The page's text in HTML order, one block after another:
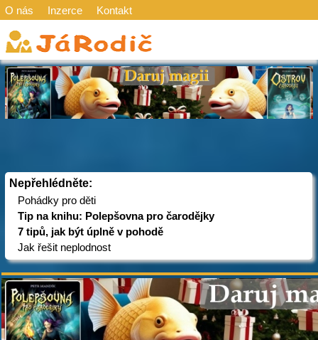
O nás Inzerce Kontakt
Nepřehlédněte:
Pohádky pro děti
Tip na knihu: Polepšovna pro čarodějky
7 tipů, jak být úplně v pohodě
Jak řešit neplodnost